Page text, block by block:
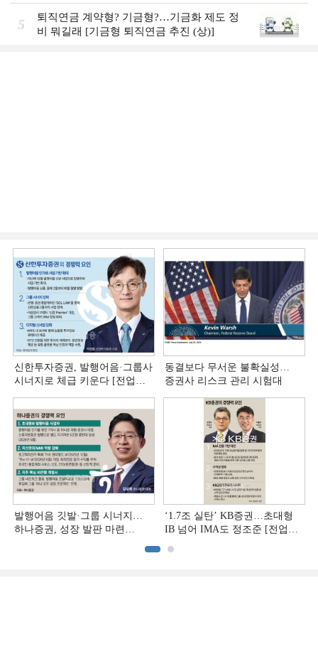
5
퇴직연금 계약형? 기금형?…기금화 제도 정
비 뭐길래 [기금형 퇴직연금 추진 (상)]
신한투자증권, 발행어음·그룹사
시너지로 체급 키운다 [전업계
동결보다 무서운 불확실성…
증권사 리스크 관리 시험대
발행어음 깃발·그룹 시너지…
하나증권, 성장 발판 마련
‘1.7조 실탄’ KB증권…초대형
IB 넘어 IMA도 정조준 [전업계